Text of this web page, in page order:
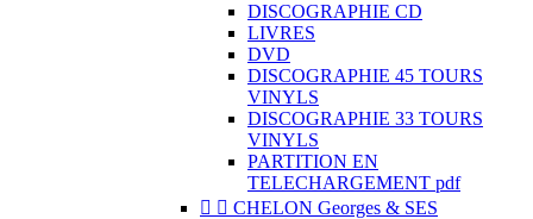
DISCOGRAPHIE CD
LIVRES
DVD
DISCOGRAPHIE 45 TOURS
VINYLS
DISCOGRAPHIE 33 TOURS
VINYLS
PARTITION EN
TELECHARGEMENT pdf
  CHELON Georges & SES